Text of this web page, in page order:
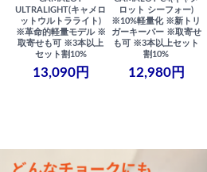
ULTRALIGHT(キャメロ
ットウルトラライト)
※革命的軽量モデル ※
取寄せも可 ※3本以上
セット割10%
13,090円
ロット シーフォー)
※10%軽量化 ※新トリ
ガーキーパー ※取寄せ
も可 ※3本以上セット
割10%
12,980円